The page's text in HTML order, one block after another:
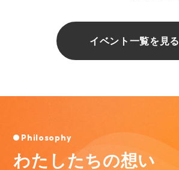
イベント一覧を見る
Philosophy
わたしたちの想い